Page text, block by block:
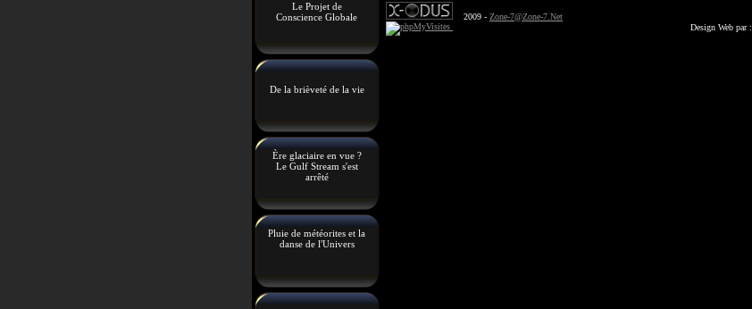
Le Projet de
Conscience Globale
De la brièveté de la vie
Ère glaciaire en vue ?
Le Gulf Stream s'est
arrêté
Pluie de météorites et la
danse de l'Univers
2009 - Zone-7@Zone-7.Net
Design Web par :